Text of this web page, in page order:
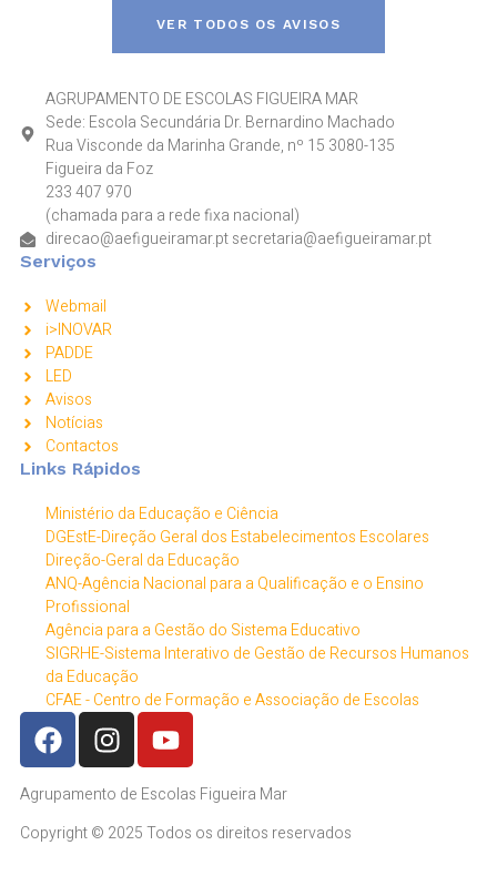
VER TODOS OS AVISOS
AGRUPAMENTO DE ESCOLAS FIGUEIRA MAR
Sede: Escola Secundária Dr. Bernardino Machado
Rua Visconde da Marinha Grande, nº 15 3080-135
Figueira da Foz
233 407 970
(chamada para a rede fixa nacional)
direcao@aefigueiramar.pt secretaria@aefigueiramar.pt
Serviços
Webmail
i>INOVAR
PADDE
LED
Avisos
Notícias
Contactos
Links Rápidos
Ministério da Educação e Ciência
DGEstE-Direção Geral dos Estabelecimentos Escolares
Direção-Geral da Educação
ANQ-Agência Nacional para a Qualificação e o Ensino
Profissional
Agência para a Gestão do Sistema Educativo
SIGRHE-Sistema Interativo de Gestão de Recursos Humanos
da Educação
CFAE - Centro de Formação e Associação de Escolas
Agrupamento de Escolas Figueira Mar
Copyright © 2025 Todos os direitos reservados